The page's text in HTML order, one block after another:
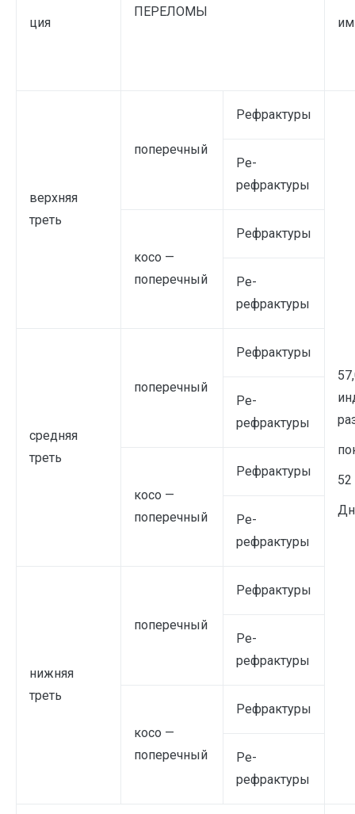
ция
ПЕРЕЛОМЫ
верхняя
треть
поперечный
Рефрактуры
Ре-
рефрактуры
косо —
поперечный
Рефрактуры
Ре-
рефрактуры
средняя
треть
поперечный
Рефрактуры
Ре-
рефрактуры
косо —
поперечный
Рефрактуры
Ре-
рефрактуры
нижняя
треть
поперечный
Рефрактуры
Ре-
рефрактуры
косо —
поперечный
Рефрактуры
Ре-
рефрактуры